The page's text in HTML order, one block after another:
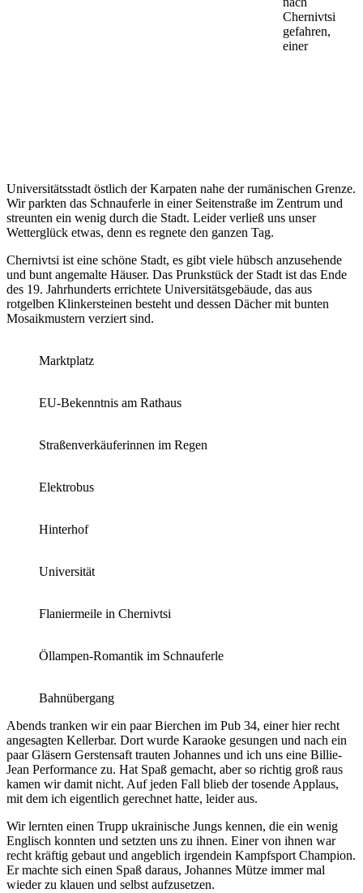
Chernivtsi
gefahren,
einer
Universitätsstadt östlich der Karpaten nahe der rumänischen Grenze.
Wir parkten das Schnauferle in einer Seitenstraße im Zentrum und
streunten ein wenig durch die Stadt. Leider verließ uns unser
Wetterglück etwas, denn es regnete den ganzen Tag.
Chernivtsi ist eine schöne Stadt, es gibt viele hübsch anzusehende
und bunt angemalte Häuser. Das Prunkstück der Stadt ist das Ende
des 19. Jahrhunderts errichtete Universitätsgebäude, das aus
rotgelben Klinkersteinen besteht und dessen Dächer mit bunten
Mosaikmustern verziert sind.
Marktplatz
EU-Bekenntnis am Rathaus
Straßenverkäuferinnen im Regen
Elektrobus
Hinterhof
Universität
Flaniermeile in Chernivtsi
Öllampen-Romantik im Schnauferle
Bahnübergang
Abends tranken wir ein paar Bierchen im Pub 34, einer hier recht
angesagten Kellerbar. Dort wurde Karaoke gesungen und nach ein
paar Gläsern Gerstensaft trauten Johannes und ich uns eine Billie-
Jean Performance zu. Hat Spaß gemacht, aber so richtig groß raus
kamen wir damit nicht. Auf jeden Fall blieb der tosende Applaus,
mit dem ich eigentlich gerechnet hatte, leider aus.
Wir lernten einen Trupp ukrainische Jungs kennen, die ein wenig
Englisch konnten und setzten uns zu ihnen. Einer von ihnen war
recht kräftig gebaut und angeblich irgendein Kampfsport Champion.
Er machte sich einen Spaß daraus, Johannes Mütze immer mal
wieder zu klauen und selbst aufzusetzen.